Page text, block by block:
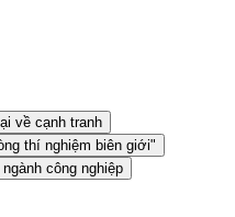
về cạnh tranh
thí nghiệm biên giới"
công nghiệp